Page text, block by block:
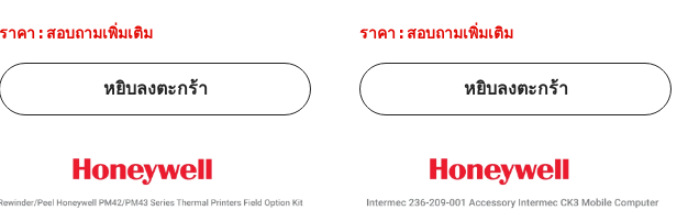
ราคา : สอบถามเพิ่มเติม
หยิบลงตะกร้า
ราคา : สอบถามเพิ่มเติม
หยิบลงตะกร้า